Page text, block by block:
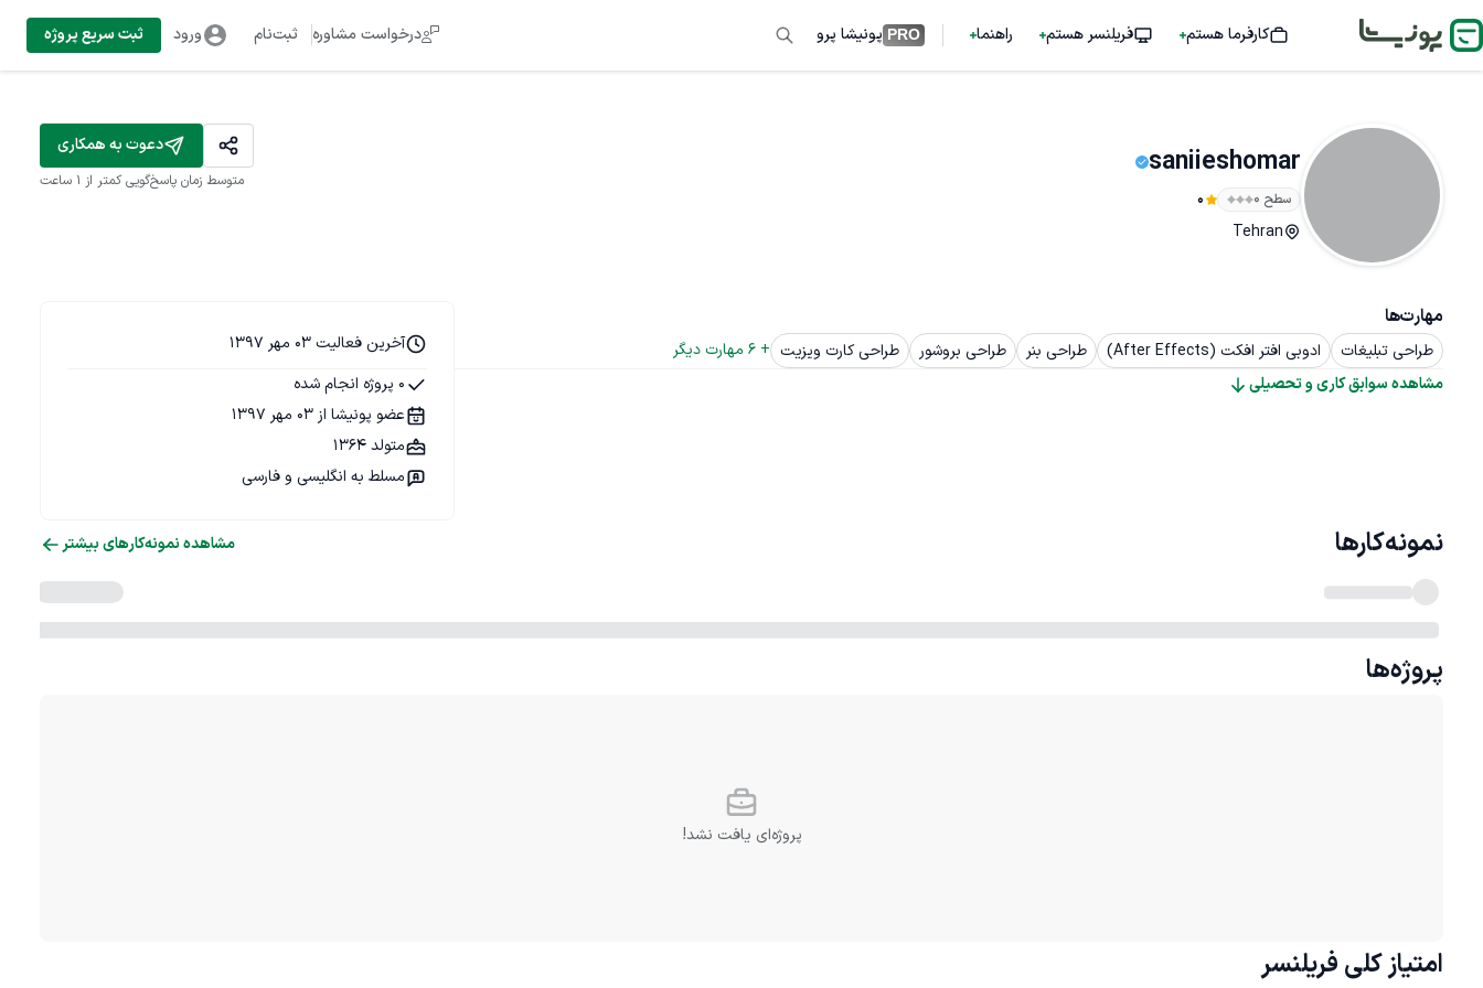
کارفرما هستم فریلنسر هستم راهنما PRO پونیشا پرو درخواست مشاوره ثبت‌نام ورود ثبت سریع پروژه
saniieshomar
سطح ۰ 0
Tehran
دعوت به همکاری
متوسط زمان پاسخ‌گویی کمتر از 1 ساعت
مهارت‌ها
طراحی تبلیغات ادوبی افتر افکت (After Effects) طراحی بنر طراحی بروشور طراحی کارت ویزیت +
6 مهارت دیگر
مشاهده سوابق کاری و تحصیلی
آخرین فعالیت 03 مهر 1397
0 پروژه انجام شده
عضو پونیشا از 03 مهر 1397
متولد 1364
مسلط به انگلیسی و فارسی
نمونه‌کارها مشاهده نمونه‌کارهای بیشتر
پروژه‌ها
پروژه‌ای یافت نشد!
امتیاز کلی فریلنسر